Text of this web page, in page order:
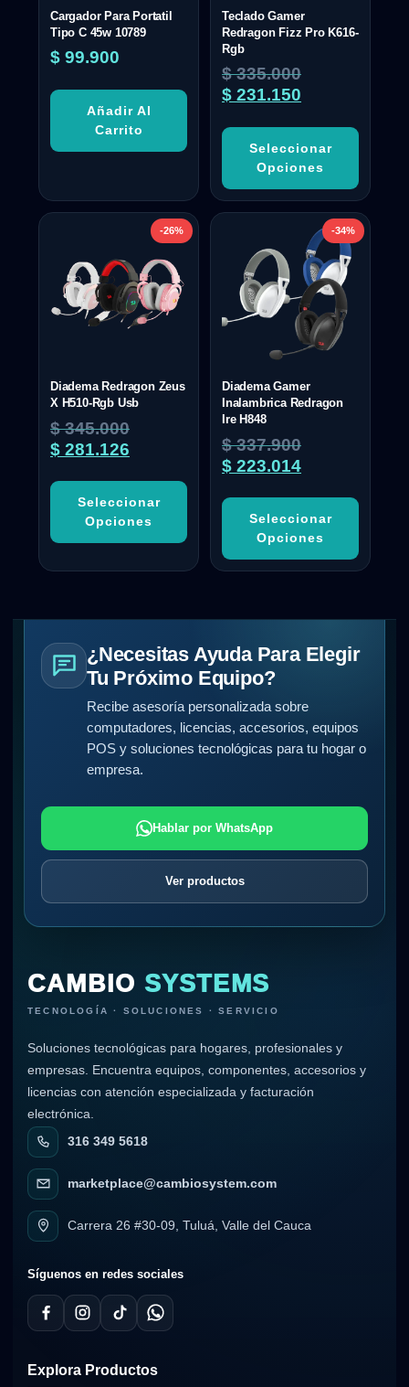
Cargador Para Portatil
Tipo C 45w 10789
$ 99.900
Añadir Al
Carrito
Teclado Gamer
Redragon Fizz Pro K616-
Rgb
$335.000
$ 231.150
Seleccionar
Opciones
-26%
Diadema Redragon Zeus
X H510-Rgb Usb
$345.000
$ 281.126
Seleccionar
Opciones
-34%
Diadema Gamer
Inalambrica Redragon
Ire H848
$337.900
$ 223.014
Seleccionar
Opciones
¿Necesitas Ayuda Para Elegir
Tu Próximo Equipo?
Recibe asesoría personalizada sobre
computadores, licencias, accesorios, equipos
POS y soluciones tecnológicas para tu hogar o
empresa.
Hablar por WhatsApp
Ver productos
CAMBIO SYSTEMS
TECNOLOGÍA · SOLUCIONES · SERVICIO
Soluciones tecnológicas para hogares, profesionales y
empresas. Encuentra equipos, componentes, accesorios y
licencias con atención especializada y facturación
electrónica.
316 349 5618
marketplace@cambiosystem.com
Carrera 26 #30-09, Tuluá, Valle del Cauca
Síguenos en redes sociales
Explora Productos